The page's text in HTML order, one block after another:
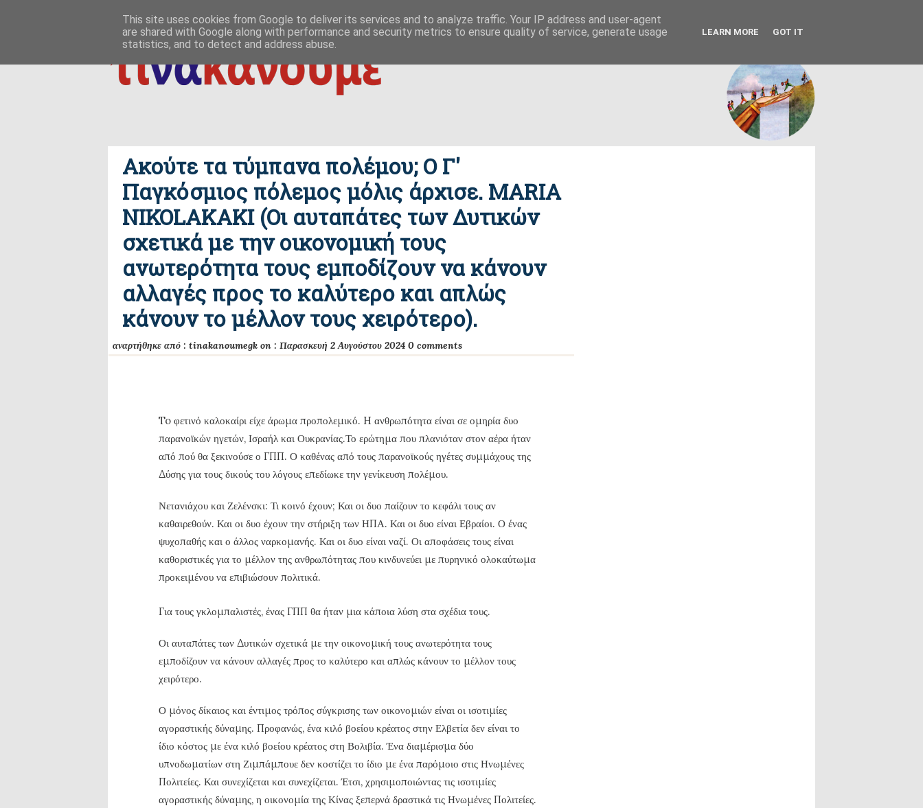
ΑΡΧΙΚΗ ΠΟΙΟΣ ΤΙ ΠΟΥ ΠΡΟΣ ΤΟ ΔΕΙΝ ΟΥΤΩ ΕΥΣΗΜΟΝ ΛΟΓΟΝ ΜΙΚΡΟΚΟΣΜΟΙ ΦΙΛΙΚΕΣ ΣΕΛΙΔΕΣ FACEBOOK
ΕΠΙΚΟΙΝΩΝΙΑ
δημιουργία / εδαφικές, ανθρωπολογικές ρίζες της οικονομίας|δημοκρατία / συμβουλιακές βάσεις σχέσεων θεσμών - κοινωνίας
Ακούτε τα τύμπανα πολέμου; Ο Γ'
Παγκόσμιος πόλεμος μόλις άρχισε. MARIA
NIKOLAKAKI (Οι αυταπάτες των Δυτικών
σχετικά με την οικονομική τους
ανωτερότητα τους εμποδίζουν να κάνουν
αλλαγές προς το καλύτερο και απλώς
κάνουν το μέλλον τους χειρότερο).
αναρτήθηκε από : tinakanoumegk on : Παρασκευή 2 Αυγούστου 2024 0 comments
To φετινό καλοκαίρι είχε άρωμα προπολεμικό. H ανθρωπότητα είναι σε ομηρία δυο
παρανοϊκών ηγετών, Ισραήλ και Ουκρανίας.Το ερώτημα που πλανιόταν στον αέρα ήταν
από πού θα ξεκινούσε ο ΓΠΠ. Ο καθένας από τους παρανοϊκούς ηγέτες συμμάχους της
Δύσης για τους δικούς του λόγους επεδίωκε την γενίκευση πολέμου.
Νετανιάχου και Ζελένσκι: Τι κοινό έχουν; Και οι δυο παίζουν το κεφάλι τους αν
καθαιρεθούν. Και οι δυο έχουν την στήριξη των ΗΠΑ. Και οι δυο είναι Εβραίοι. Ο ένας
ψυχοπαθής και ο άλλος ναρκομανής. Και οι δυο είναι ναζί. Οι αποφάσεις τους είναι
καθοριστικές για το μέλλον της ανθρωπότητας που κινδυνεύει με πυρηνικό ολοκαύτωμα
προκειμένου να επιβιώσουν πολιτικά.
Για τους γκλομπαλιστές, ένας ΓΠΠ θα ήταν μια κάποια λύση στα σχέδια τους.
Οι αυταπάτες των Δυτικών σχετικά με την οικονομική τους ανωτερότητα τους
εμποδίζουν να κάνουν αλλαγές προς το καλύτερο και απλώς κάνουν το μέλλον τους
χειρότερο.
Ο μόνος δίκαιος και έντιμος τρόπος σύγκρισης των οικονομιών είναι οι ισοτιμίες
αγοραστικής δύναμης. Προφανώς, ένα κιλό βοείου κρέατος στην Ελβετία δεν είναι το
ίδιο κόστος με ένα κιλό βοείου κρέατος στη Βολιβία. Ένα διαμέρισμα δύο
υπνοδωματίων στη Ζιμπάμπουε δεν κοστίζει το ίδιο με ένα παρόμοιο στις Ηνωμένες
Πολιτείες. Και συνεχίζεται και συνεχίζεται. Έτσι, χρησιμοποιώντας τις ισοτιμίες
αγοραστικής δύναμης, η οικονομία της Κίνας ξεπερνά δραστικά τις Ηνωμένες Πολιτείες.
This site uses cookies from Google to deliver its services and to analyze traffic. Your IP address and user-agent
are shared with Google along with performance and security metrics to ensure quality of service, generate usage
statistics, and to detect and address abuse.
LEARN MORE GOT IT